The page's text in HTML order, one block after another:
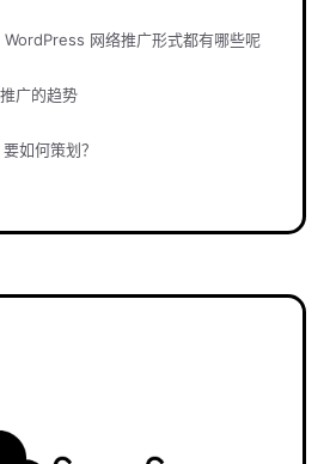
WordPress 网络推广形式都有哪些呢
广的趋势
如何策划？